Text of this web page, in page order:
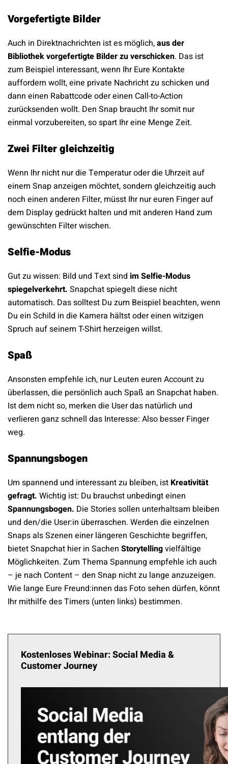
Vorgefertigte Bilder
Auch in Direktnachrichten ist es möglich,aus der
Bibliothek vorgefertigte Bilder zu verschicken. Das ist
zum Beispiel interessant, wenn Ihr Eure Kontakte
auffordern wollt, eine private Nachricht zu schicken und
dann einen Rabattcode oder einen Call-to-Action
zurücksenden wollt. Den Snap braucht Ihr somit nur
einmal vorzubereiten, so spart Ihr eine Menge Zeit.
Zwei Filter gleichzeitig
Wenn Ihr nicht nur die Temperatur oder die Uhrzeit auf
einem Snap anzeigen möchtet, sondern gleichzeitig auch
noch einen anderen Filter, müsst Ihr nur euren Finger auf
dem Display gedrückt halten und mit anderen Hand zum
gewünschten Filter wischen.
Selfie-Modus
Gut zu wissen: Bild und Text sind im Selfie-Modus
spiegelverkehrt. Snapchat spiegelt diese nicht
automatisch. Das solltest Du zum Beispiel beachten, wenn
Du ein Schild in die Kamera hältst oder einen witzigen
Spruch auf seinem T-Shirt herzeigen willst.
Spaß
Ansonsten empfehle ich, nur Leuten euren Account zu
überlassen, die persönlich auch Spaß an Snapchat haben.
Ist dem nicht so, merken die User das natürlich und
verlieren ganz schnell das Interesse: Also besser Finger
weg.
Spannungsbogen
Um spannend und interessant zu bleiben, ist Kreativität
gefragt. Wichtig ist: Du brauchst unbedingt einen
Spannungsbogen. Die Stories sollen unterhaltsam bleiben
und den/die User:in überraschen. Werden die einzelnen
Snaps als Szenen einer längeren Geschichte begriffen,
bietet Snapchat hier in Sachen Storytellingvielfältige
Möglichkeiten. Zum Thema Spannung empfehle ich auch
– je nach Content – den Snap nicht zu lange anzuzeigen.
Wie lange Eure Freund:innen das Foto sehen dürfen, könnt
Ihr mithilfe des Timers (unten links) bestimmen.
Kostenloses Webinar: Social Media &
Customer Journey